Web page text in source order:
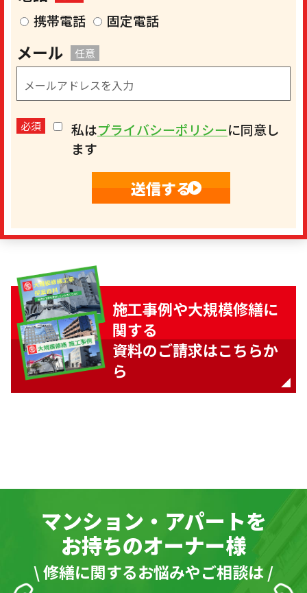
携帯電話 固定電話
メール 任意
必須 私はプライバシーポリシーに同意し
ます
施工事例や大規模修繕に
関する
資料のご請求はこちらか
ら
マンション・アパートを
お持ちのオーナー様
\ 修繕に関するお悩みやご相談は /